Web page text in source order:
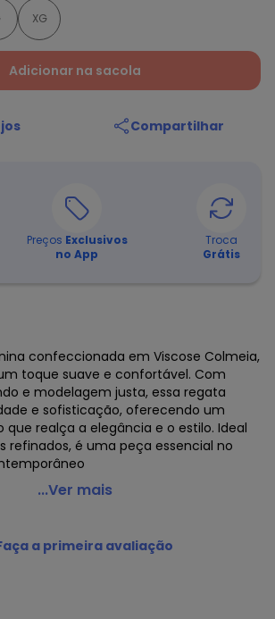
XG
Adicionar na sacola
Compartilhar
Preços Exclusivos
no App
Troca
Grátis
confeccionada em Viscose Colmeia,
toque suave e confortável. Com
e modelagem justa, essa regata
e sofisticação, oferecendo um
realça a elegância e o estilo. Ideal
refinados, é uma peça essencial no
Viscose Colmeia Verde
...Ver mais
a primeira avaliação